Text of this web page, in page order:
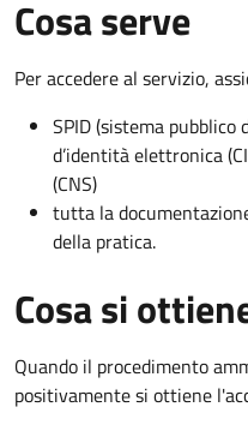
Cosa serve
Per accedere al servizio,
SPID (sistema
d’identità elettronica
(CNS)
tutta la
della pratica.
Cosa si
Quando il procedimento
positivamente si ottiene